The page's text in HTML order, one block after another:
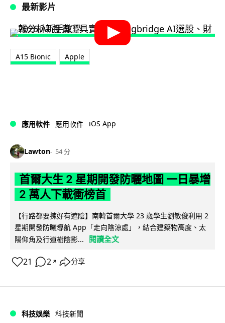
最新影片
A15 Bionic Apple
應用軟件 應用軟件 iOS App
Lawton 54 分
首爾大生 2 星期開發防曬地圖 一日暴增
2 萬人下載衝榜首
【行路都要揀好有遮陰】南韓首爾大學 23 歲學生劉敏俊利用 2
星期開發防曬導航 App「走向陰涼處」，結合建築物高度、太
陽仰角及行道樹陰影...
閱讀全文
21 2 ↗ 分享
科技娛樂 科技新聞